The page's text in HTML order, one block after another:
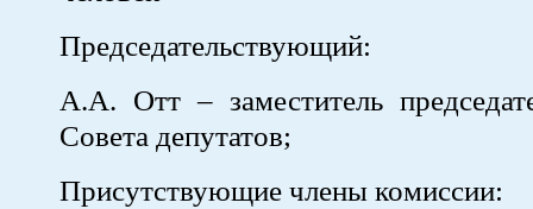
Председательствующий:
А.А. Отт – заместитель
Совета депутатов;
Присутствующие члены комиссии: